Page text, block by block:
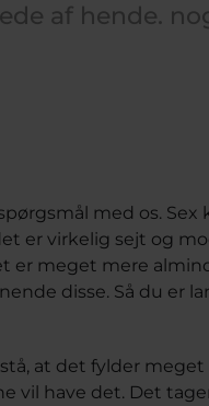
af hende.
med os.
er virkelig sejt og
er meget mere
disse. Så du er
at det fylder
vil have det. Det